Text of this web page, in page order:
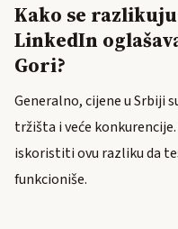
Kako se
LinkedIn
Gori?
Generalno, cijene u Srbiji
tržišta i veće
iskoristiti ovu razliku da
funkcioniše.